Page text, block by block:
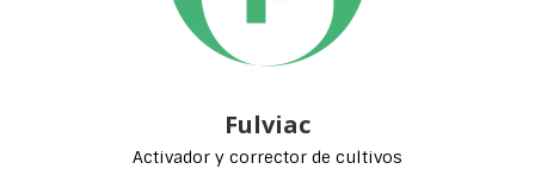
Fulviac
Activador y corrector de cultivos